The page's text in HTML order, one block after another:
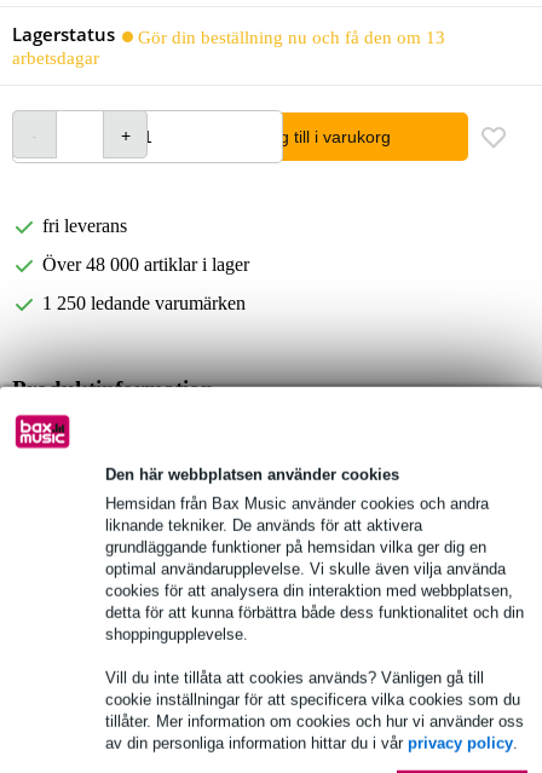
Den här webbplatsen använder cookies
Hemsidan från Bax Music använder cookies och andra
liknande tekniker. De används för att aktivera
grundläggande funktioner på hemsidan vilka ger dig en
optimal användarupplevelse. Vi skulle även vilja använda
cookies för att analysera din interaktion med webbplatsen,
detta för att kunna förbättra både dess funktionalitet och din
shoppingupplevelse.
Vill du inte tillåta att cookies används? Vänligen gå till
cookie inställningar för att specificera vilka cookies som du
tillåter. Mer information om cookies och hur vi använder oss
av din personliga information hittar du i vår privacy policy.
Lagerstatus
Gör din beställning nu och få den om 13
arbetsdagar
lägg till i varukorg
fri leverans
Över 48 000 artiklar i lager
1 250 ledande varumärken
Produktinformation
Fullständiga specifikationer
Se även (3)